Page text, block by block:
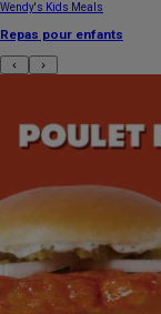
Wendy's Kids Meals
Repas pour enfants